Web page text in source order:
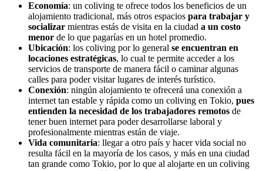
Economía: un coliving te ofrece todos los beneficios de un
alojamiento tradicional, más otros espacios para trabajar y
socializar mientras estás de visita en la ciudad a un costo
menor de lo que pagarías en un hotel promedio.
Ubicación: los coliving por lo general se encuentran en
locaciones estratégicas, lo cual te permite acceder a los
servicios de transporte de manera fácil o caminar algunas
calles para poder visitar lugares de interés turístico.
Conexión: ningún alojamiento te ofrecerá una conexión a
internet tan estable y rápida como un coliving en Tokio, pues
entienden la necesidad de los trabajadores remotos de
tener buen internet para poder desarrollarse laboral y
profesionalmente mientras están de viaje.
Vida comunitaria: llegar a otro país y hacer vida social no
resulta fácil en la mayoría de los casos, y más en una ciudad
tan grande como Tokio, por lo que al alojarte en un coliving